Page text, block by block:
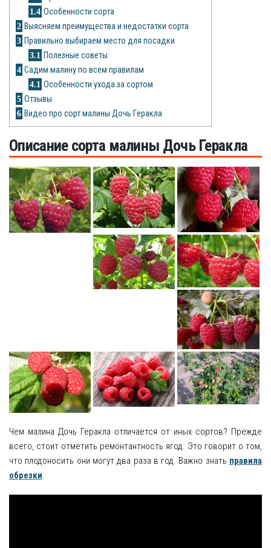
Огурец
Помидоры
Цветы
Замиокулькас
Петуния
Рецепты
О сайте
1.4 Особенности сорта
2 Выясняем преимущества и недостатки сорта
3 Правильно выбираем место для посадки
3.1 Полезные советы
4 Садим малину по всем правилам
4.1 Особенности ухода за сортом
5 Отзывы
6 Видео про сорт малины Дочь Геракла
Описание сорта малины Дочь Геракла
Чем малина Дочь Геракла отличается от иных сортов? Прежде
всего, стоит отметить ремонтантность ягод. Это говорит о том,
что плодоносить они могут два раза в год. Важно знать правила
обрезки.